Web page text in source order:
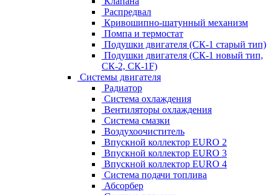
Распредвал
Кривошипно-шатунный механизм
Помпа и термостат
Подушки двигателя (СК-1 старый тип)
Подушки двигателя (СК-1 новый тип,
СК-2, СК-1F)
Системы двигателя
Радиатор
Система охлаждения
Вентиляторы охлаждения
Система смазки
Воздухоочиститель
Впускной коллектор EURO 2
Впускной коллектор EURO 3
Впускной коллектор EURO 4
Система подачи топлива
Абсорбер